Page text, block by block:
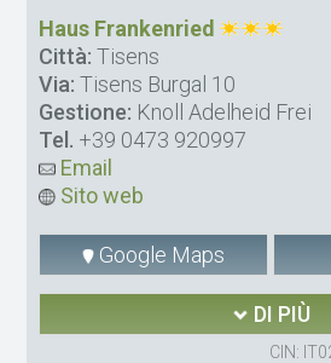
Haus Frankenried
Città: Tisens
Via: Tisens Burgal 10
Gestione: Knoll Adelheid Frei
Tel. +39 0473 920997
Email
Sito web
Google Maps
DI PIÙ
CIN: